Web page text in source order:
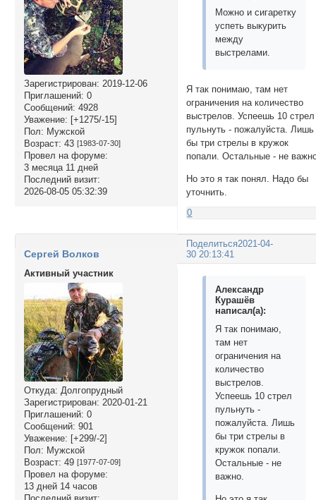
Зарегистрирован: 2019-12-06
Приглашений: 0
Сообщений: 4928
Уважение: [+1275/-15]
Пол: Мужской
Возраст: 43 [1983-07-30]
Провел на форуме:
3 месяца 11 дней
Последний визит:
2026-08-05 05:32:39
Можно и сигаретку
успеть выкурить
между
выстрелами.
Я так понимаю, там нет
ограничения на количество
выстрелов. Успеешь 10 стрел
пульнуть - пожалуйста. Лишь
бы три стрелы в кружок
попали. Остальные - не
Но это я так понял. Надо бы
уточнить.
0
Поделиться2021-04-
30 20:13:41
Сергей Волков
Активный участник
Откуда: Долгопрудный
Зарегистрирован: 2020-01-21
Приглашений: 0
Сообщений: 901
Уважение: [+299/-2]
Пол: Мужской
Возраст: 49 [1977-07-09]
Провел на форуме:
13 дней 14 часов
Александр
Курашёв
написал(а):
Я так понимаю,
там нет
ограничения на
количество
выстрелов.
Успеешь 10 стрел
пульнуть -
пожалуйста. Лишь
бы три стрелы в
кружок попали.
Остальные - не
важно.